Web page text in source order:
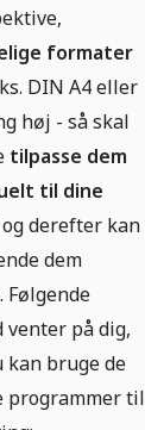
formater
DIN A4 eller
høj - så skal
tilpasse dem
til dine
og derefter kan
dem
Følgende
venter på dig,
kan bruge de
programmer til